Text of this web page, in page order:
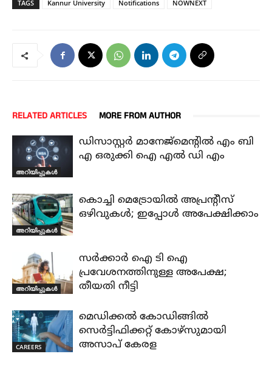
TAGS Kannur University Notifications NOWNEXT
RELATED ARTICLES MORE FROM AUTHOR
അറിയിപ്പുകൾ
ഡിസാസ്റ്റർ മാനേജ്മെന്റിൽ എം ബി
എ ഒരുക്കി ഐ എൽ ഡി എം
അറിയിപ്പുകൾ
കൊച്ചി മെട്രോയിൽ അപ്രന്റീസ്
ഒഴിവുകൾ; ഇപ്പോൾ അപേക്ഷിക്കാം
അറിയിപ്പുകൾ
സർക്കാർ ഐ ടി ഐ
പ്രവേശനത്തിനുള്ള അപേക്ഷ;
തീയതി നീട്ടി
CAREERS
മെഡിക്കൽ കോഡിങ്ങിൽ
സെർട്ടിഫിക്കറ്റ് കോഴ്സുമായി
അസാപ് കേരള